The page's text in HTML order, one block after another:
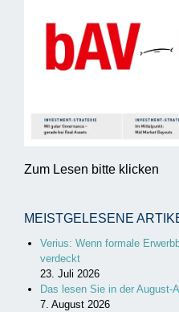
Zum Lesen bitte klicken
MEISTGELESENE
Verius: Wenn formale
verdeckt
23. Juli 2026
Das lesen Sie in der August-
7. August 2026